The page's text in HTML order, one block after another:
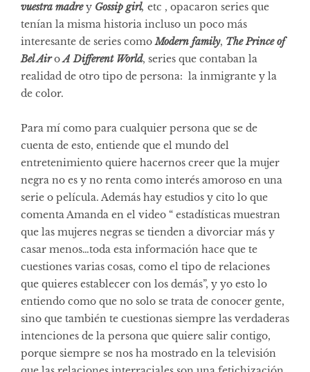
vuestra madrey Gossip girl, etc , opacaron series que
tenían la misma historia incluso un poco más
interesante de series comoModern family, The Prince of
Bel Air oA Different World, series que contaban la
realidad de otro tipo de persona: la inmigrante y la
de color.
Para mí como para cualquier persona que se de
cuenta de esto, entiende que el mundo del
entretenimiento quiere hacernos creer que la mujer
negra no es y no renta como interés amoroso en una
serie o película. Además hay estudios y cito lo que
comenta Amanda en el video “ estadísticas muestran
que las mujeres negras se tienden a divorciar más y
casar menos…toda esta información hace que te
cuestiones varias cosas, como el tipo de relaciones
que quieres establecer con los demás”, y yo esto lo
entiendo como que no solo se trata de conocer gente,
sino que también te cuestionas siempre las verdaderas
intenciones de la persona que quiere salir contigo,
porque siempre se nos ha mostrado en la televisión